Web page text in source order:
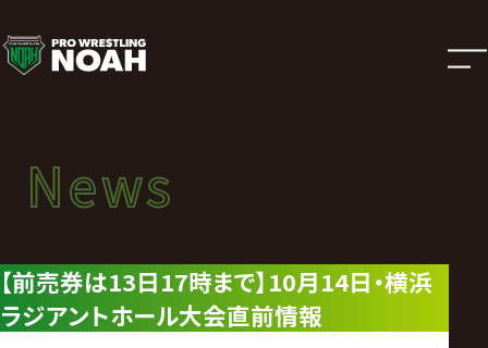
ニ
ュ
ー
ス
|
プ
News
ニュース
News
【前売券は13日17時まで】10月14日・横浜
ラジアントホール大会直前情報